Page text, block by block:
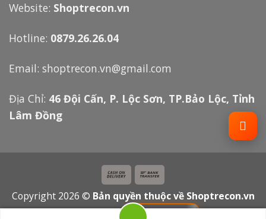
Website: Shoptrecon.vn
Hotline: 0879.26.26.04
Email: shoptrecon.vn@gmail.com
Địa Chỉ: 46 Đội Cấn, P. Lộc Sơn, TP.Bảo Lộc, Tỉnh
Lâm Đồng
Copyright 2026 © Bản quyền thuộc về Shoptrecon.vn
Powered by
Thanh Phạm